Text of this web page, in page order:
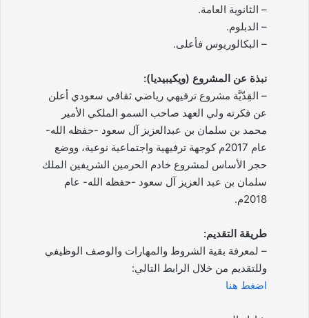
– الثانوية العامة.
– الدبلوم.
– البكالوريوس فأعلى.
نبذة عن المشروع (ويكيبيديا):
– القِدّيَّة مشروع ترفيهي رياضي ثقافي سعودي أعلن
عن فكرته ولي العهد صاحب السمو الملكي الأمير
محمد بن سلمان بن عبدالعزيز آل سعود -حفظه الله-
عام 2017م كوجهة ترفيهية واجتماعية نوعية، ووضع
حجر الأساس لمشروع خادم الحرمين الشريفين الملك
سلمان بن عبد العزيز آل سعود -حفظه الله- عام
2018م.
طريقة التقديم:
– لمعرفة بقية الشروط والمهارات والوصف الوظيفي
وللتقديم من خلال الرابط التالي:
اضغط هنا